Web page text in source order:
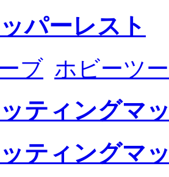
パーレスト
ブ ホビーツ
ティングマ
ティングマ